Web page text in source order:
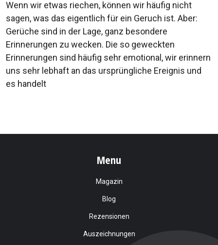
Wenn wir etwas riechen, können wir häufig nicht
sagen, was das eigentlich für ein Geruch ist. Aber:
Gerüche sind in der Lage, ganz besondere
Erinnerungen zu wecken. Die so geweckten
Erinnerungen sind häufig sehr emotional, wir erinnern
uns sehr lebhaft an das ursprüngliche Ereignis und
es handelt
Menu
Magazin
Blog
Rezensionen
Auszeichnungen